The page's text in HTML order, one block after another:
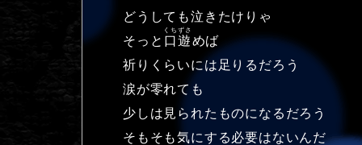
どうしても泣きたけりゃ
そっと 口遊
くちずさ
めば
祈りくらいには足りるだろう
涙が零れても
少しは見られたものになるだろう
そもそも気にする必要はないんだ